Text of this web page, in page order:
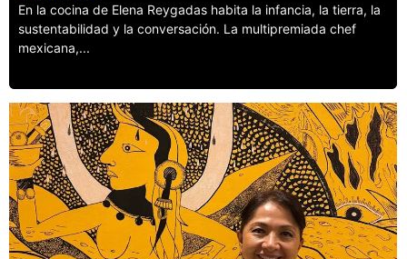
En la cocina de Elena Reygadas habita la infancia, la tierra, la
sustentabilidad y la conversación. La multipremiada chef
mexicana,...